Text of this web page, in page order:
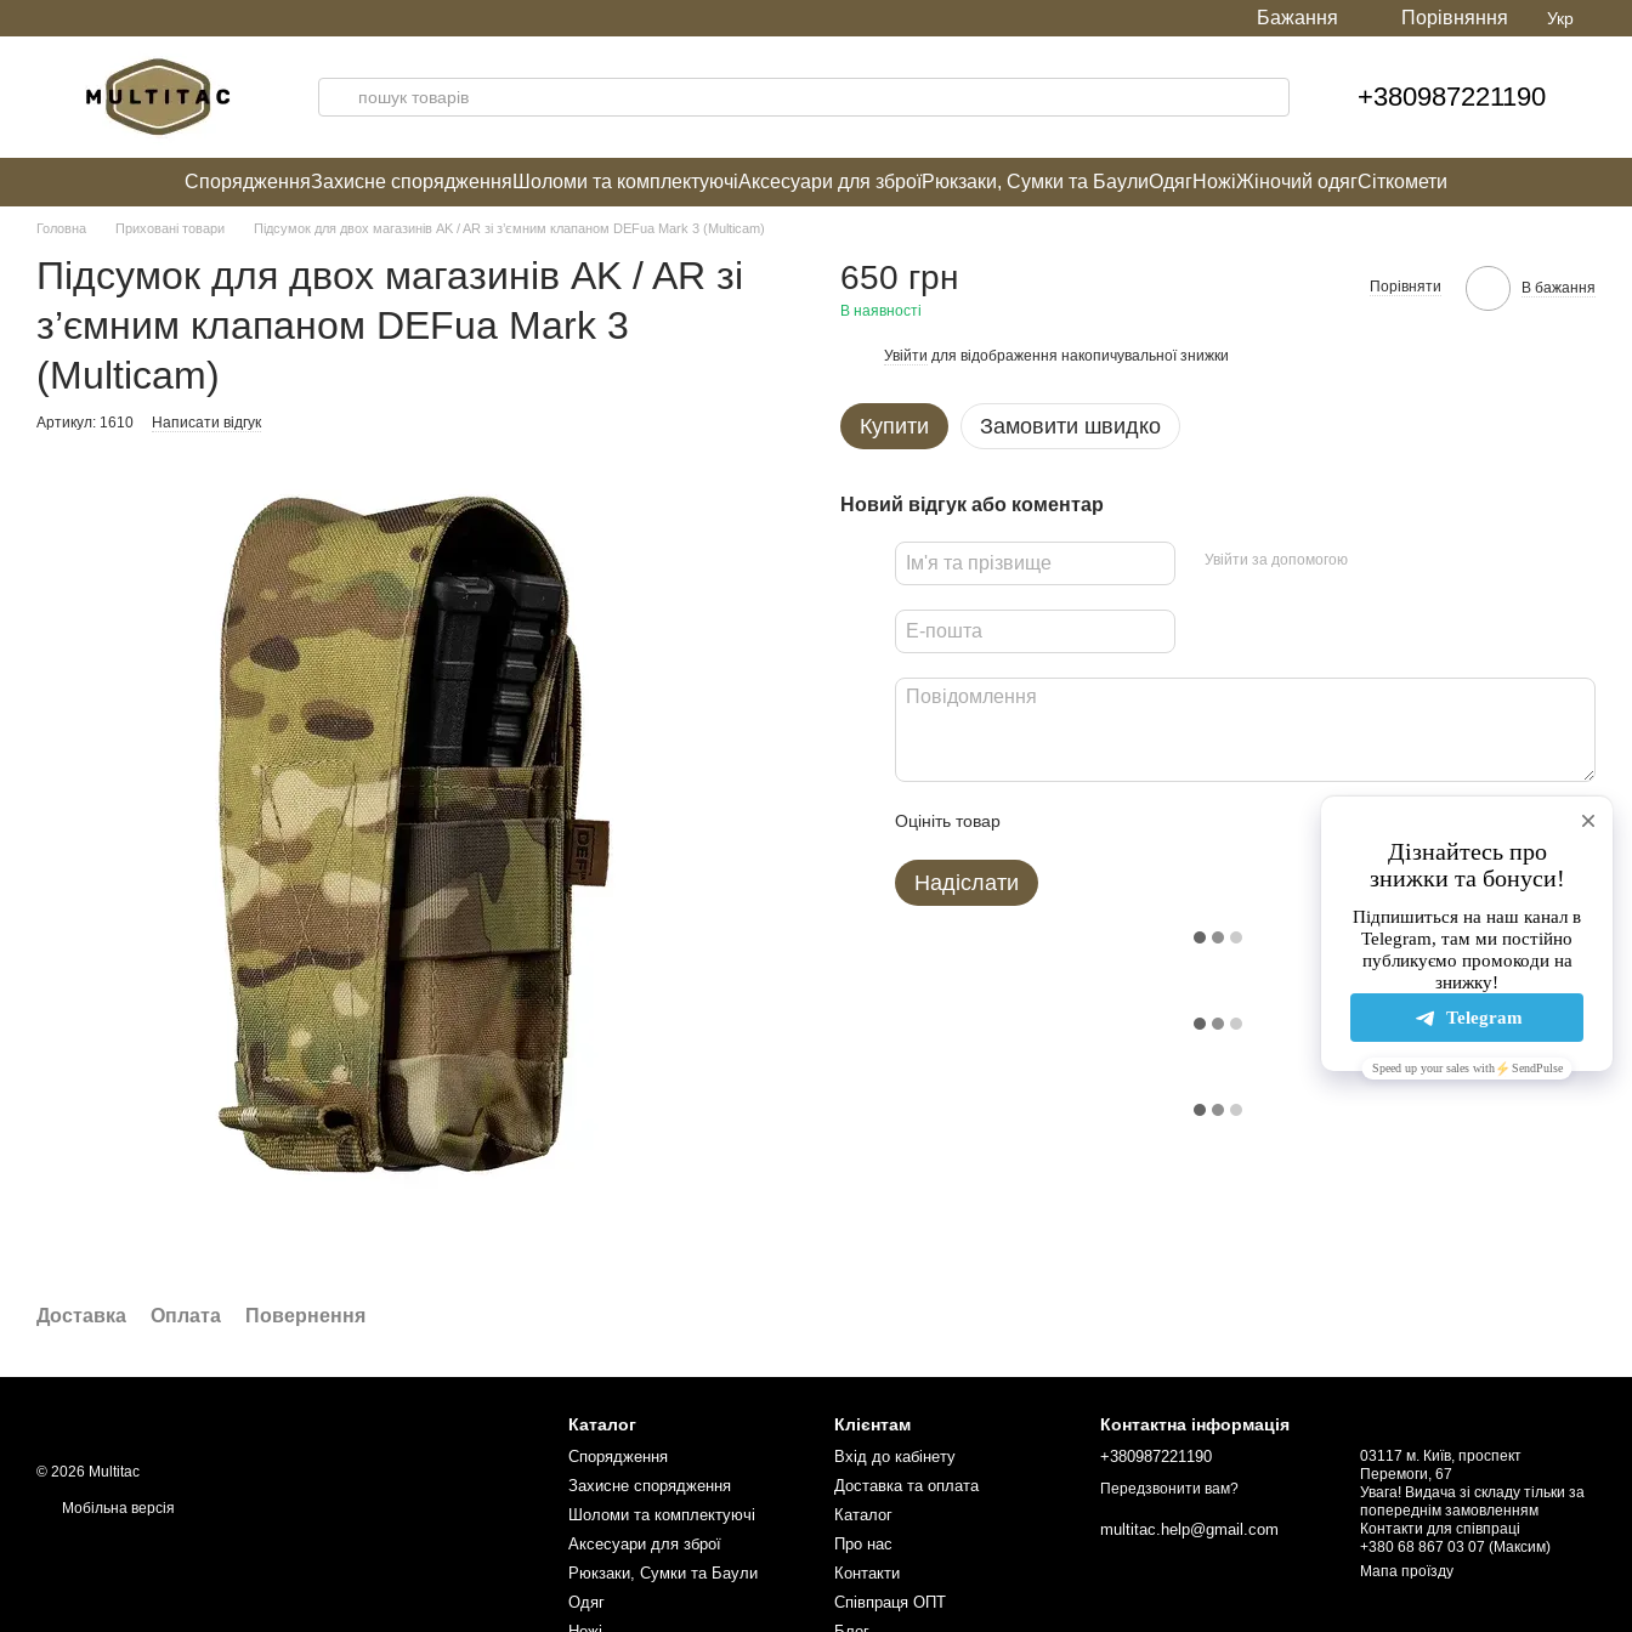
Бажання Порівняння Укр
+380987221190
СпорядженняЗахисне спорядження Шоломи та комплектуючіАксесуари для зброїРюкзаки, Сумки та БаулиОдягНожіЖіночий одягСіткомети
Головна Приховані товари Підсумок для двох магазинів AK / AR зі з’ємним клапаном DEFua Mark 3 (Multicam)
Підсумок для двох магазинів AK / AR зі
з’ємним клапаном DEFua Mark 3
(Multicam)
Артикул: 1610 Написати відгук
650 грн
В наявності
Порівняти В бажання
Увійти для відображення накопичувальної знижки
Купити Замовити швидко
Новий відгук або коментар
Увійти за допомогою
Оцініть товар
Надіслати
Доставка Оплата Повернення
© 2026 Multitac
Мобільна версія
Каталог
Спорядження
Захисне спорядження
Шоломи та комплектуючі
Аксесуари для зброї
Рюкзаки, Сумки та Баули
Одяг
Клієнтам
Вхід до кабінету
Доставка та оплата
Каталог
Про нас
Контакти
Співпраця ОПТ
Контактна інформація
+380987221190
Передзвонити вам?
multitac.help@gmail.com
03117 м. Київ, проспект
Перемоги, 67
Увага! Видача зі складу тільки за
попереднім замовленням
Контакти для співпраці
+380 68 867 03 07 (Максим)
Мапа проїзду